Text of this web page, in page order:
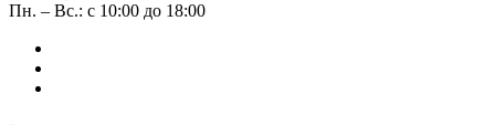
Пн. – Вс.: с 10:00 до 18:00